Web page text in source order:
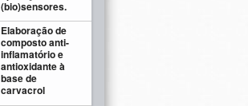
(bio)sensores.
Elaboração de
composto anti-
inflamatório e
antioxidante à
base de
carvacrol